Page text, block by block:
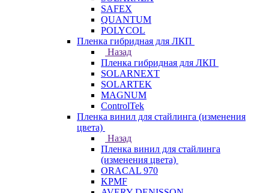
SAFEX
QUANTUM
POLYCOL
Пленка гибридная для ЛКП
Назад
Пленка гибридная для ЛКП
SOLARNEXT
SOLARTEK
MAGNUM
ControlTek
Пленка винил для стайлинга (изменения
цвета)
Назад
Пленка винил для стайлинга
(изменения цвета)
ORACAL 970
KPMF